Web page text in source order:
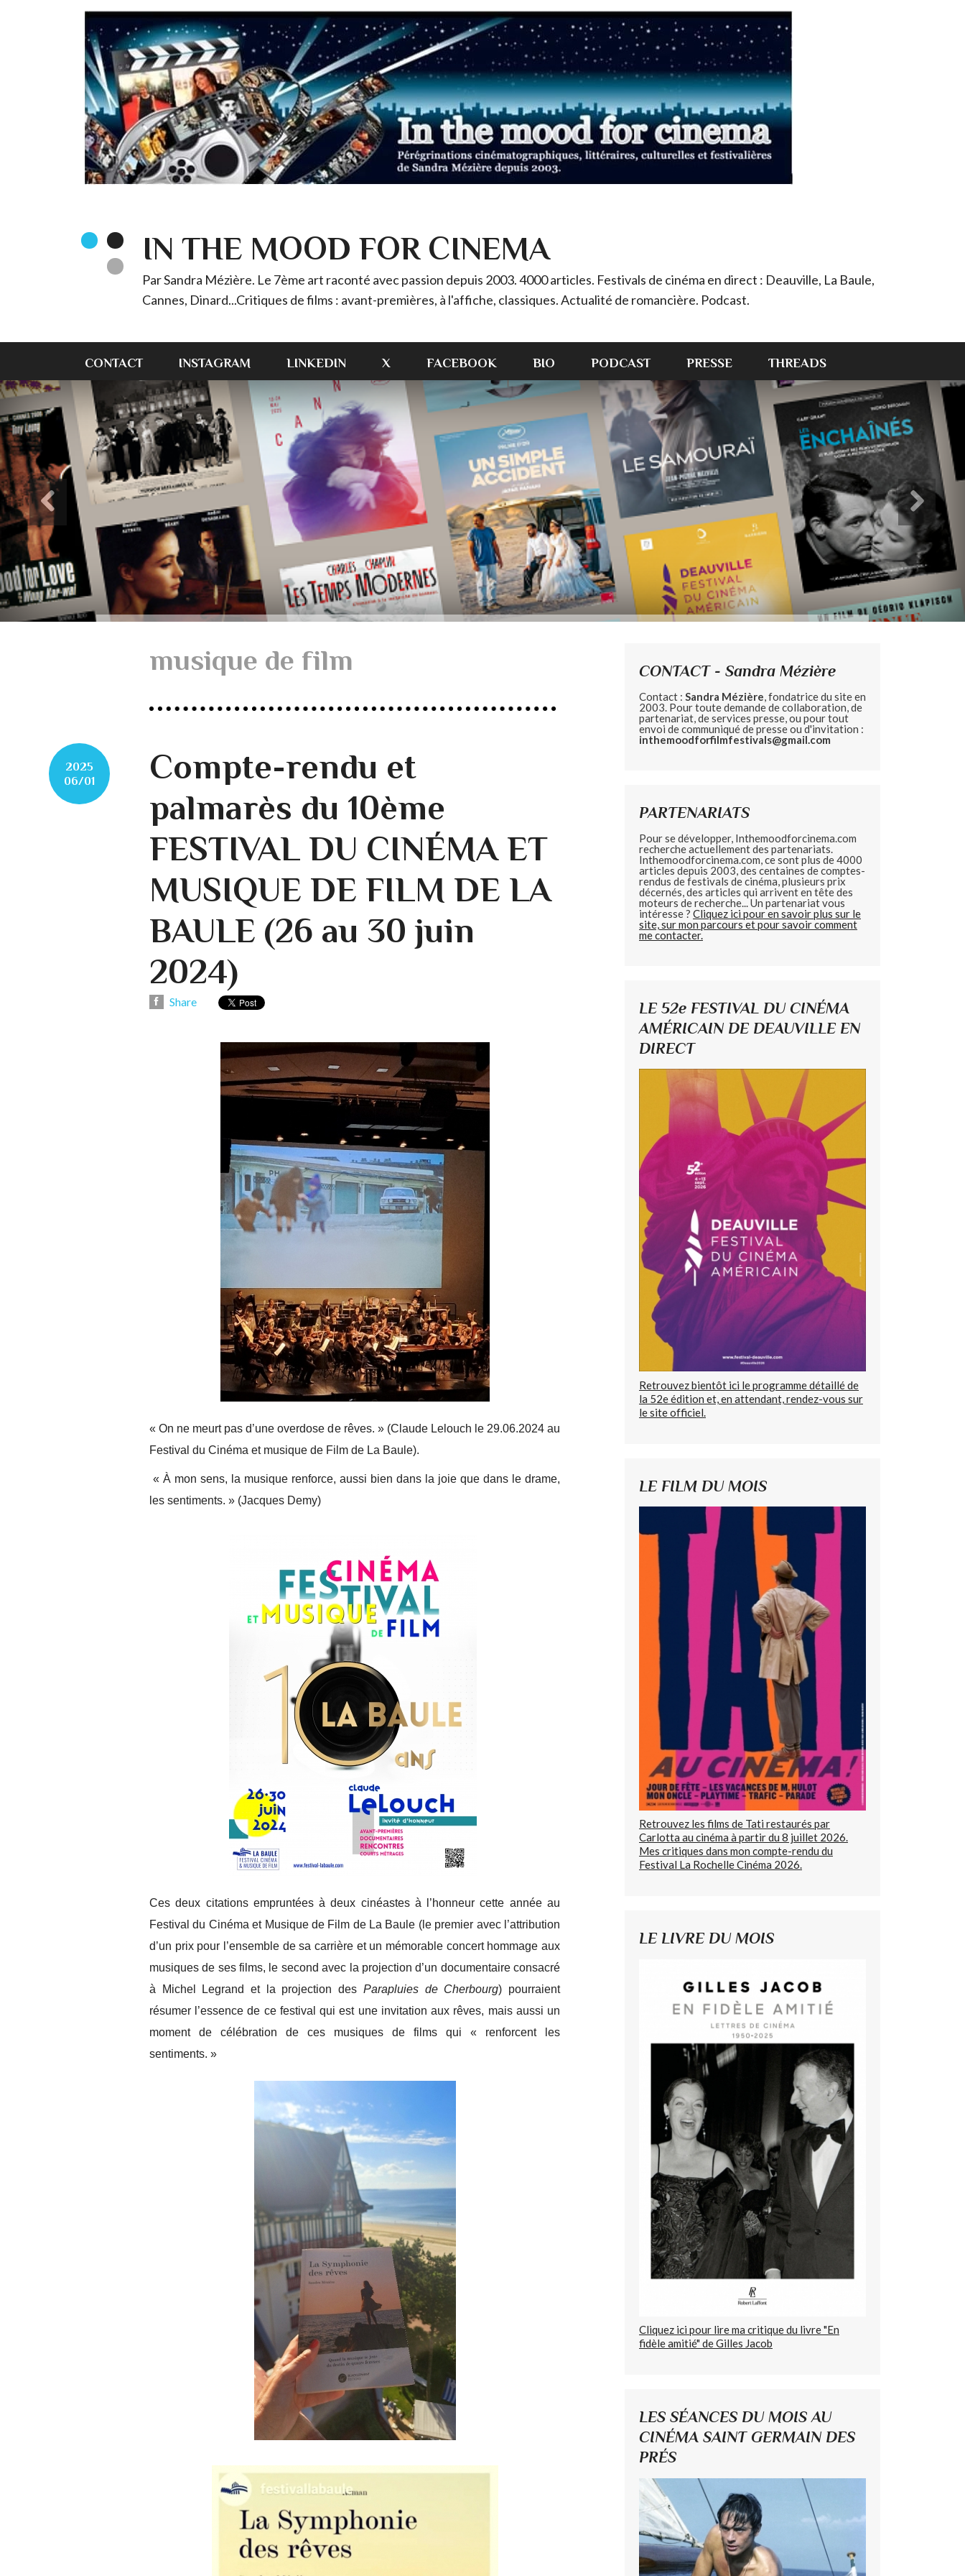
IN THE MOOD FOR CINEMA
Par Sandra Mézière. Le 7ème art raconté avec passion depuis 2003. 4000 articles. Festivals de cinéma en direct : Deauville, La Baule,
Cannes, Dinard...Critiques de films : avant-premières, à l'affiche, classiques. Actualité de romancière. Podcast.
CONTACT INSTAGRAM LINKEDIN X FACEBOOK BIO PODCAST PRESSE THREADS
musique de film
2025
06/01
Compte-rendu et
palmarès du 10ème
FESTIVAL DU CINÉMA ET
MUSIQUE DE FILM DE LA
BAULE (26 au 30 juin
2024)
Share
« On ne meurt pas d’une overdose de rêves. » (Claude Lelouch le 29.06.2024 au
Festival du Cinéma et musique de Film de La Baule).
« À mon sens, la musique renforce, aussi bien dans la joie que dans le drame,
les sentiments. » (Jacques Demy)
Ces deux citations empruntées à deux cinéastes à l’honneur cette année au
Festival du Cinéma et Musique de Film de La Baule (le premier avec l’attribution
d’un prix pour l’ensemble de sa carrière et un mémorable concert hommage aux
musiques de ses films, le second avec la projection d’un documentaire consacré
à Michel Legrand et la projection des Parapluies de Cherbourg) pourraient
résumer l’essence de ce festival qui est une invitation aux rêves, mais aussi un
moment de célébration de ces musiques de films qui « renforcent les
sentiments. »
CONTACT - Sandra Mézière
Contact : Sandra Mézière, fondatrice du site en
2003. Pour toute demande de collaboration, de
partenariat, de services presse, ou pour tout
envoi de communiqué de presse ou d'invitation :
inthemoodforfilmfestivals@gmail.com
PARTENARIATS
Pour se développer, Inthemoodforcinema.com
recherche actuellement des partenariats.
Inthemoodforcinema.com, ce sont plus de 4000
articles depuis 2003, des centaines de comptes-
rendus de festivals de cinéma, plusieurs prix
décernés, des articles qui arrivent en tête des
moteurs de recherche... Un partenariat vous
intéresse ? Cliquez ici pour en savoir plus sur le
site, sur mon parcours et pour savoir comment
me contacter.
LE 52e FESTIVAL DU CINÉMA
AMÉRICAIN DE DEAUVILLE EN
DIRECT
Retrouvez bientôt ici le programme détaillé de
la 52e édition et, en attendant, rendez-vous sur
le site officiel.
LE FILM DU MOIS
Retrouvez les films de Tati restaurés par
Carlotta au cinéma à partir du 8 juillet 2026.
Mes critiques dans mon compte-rendu du
Festival La Rochelle Cinéma 2026.
LE LIVRE DU MOIS
Cliquez ici pour lire ma critique du livre "En
fidèle amitié" de Gilles Jacob
LES SÉANCES DU MOIS AU
CINÉMA SAINT GERMAIN DES
PRÉS